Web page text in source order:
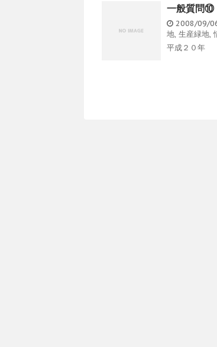
一般質問
2008/09/
地, 生産緑地,
平成２０年